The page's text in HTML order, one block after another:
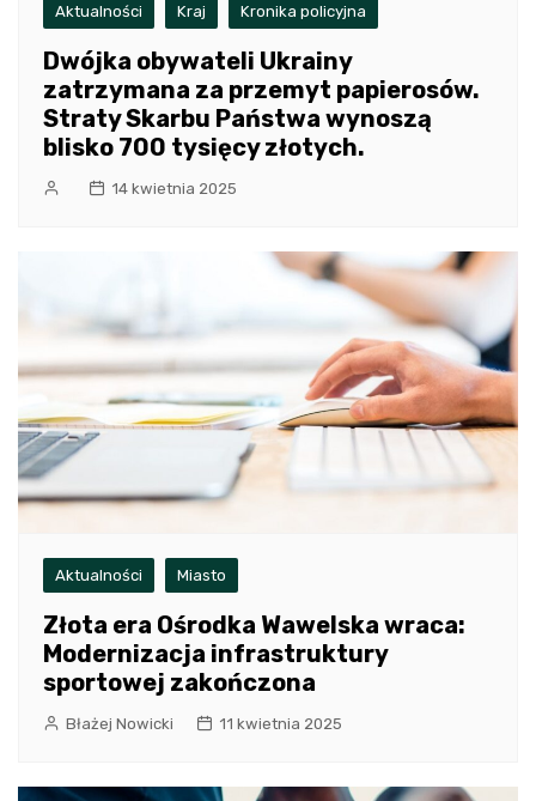
Aktualności Kraj Kronika policyjna
Dwójka obywateli Ukrainy
zatrzymana za przemyt papierosów.
Straty Skarbu Państwa wynoszą
blisko 700 tysięcy złotych.
14 kwietnia 2025
Aktualności Miasto
Złota era Ośrodka Wawelska wraca:
Modernizacja infrastruktury
sportowej zakończona
Błażej Nowicki 11 kwietnia 2025